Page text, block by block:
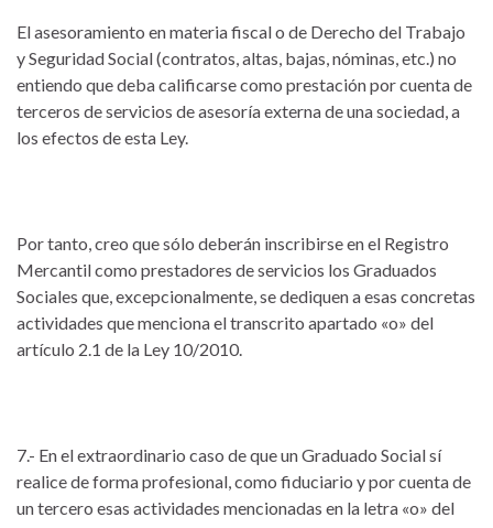
El asesoramiento en materia fiscal o de Derecho del Trabajo
y Seguridad Social (contratos, altas, bajas, nóminas, etc.) no
entiendo que deba calificarse como prestación por cuenta de
terceros de servicios de asesoría externa de una sociedad, a
los efectos de esta Ley.
Por tanto, creo que sólo deberán inscribirse en el Registro
Mercantil como prestadores de servicios los Graduados
Sociales que, excepcionalmente, se dediquen a esas concretas
actividades que menciona el transcrito apartado «o» del
artículo 2.1 de la Ley 10/2010.
7.- En el extraordinario caso de que un Graduado Social sí
realice de forma profesional, como fiduciario y por cuenta de
un tercero esas actividades mencionadas en la letra «o» del